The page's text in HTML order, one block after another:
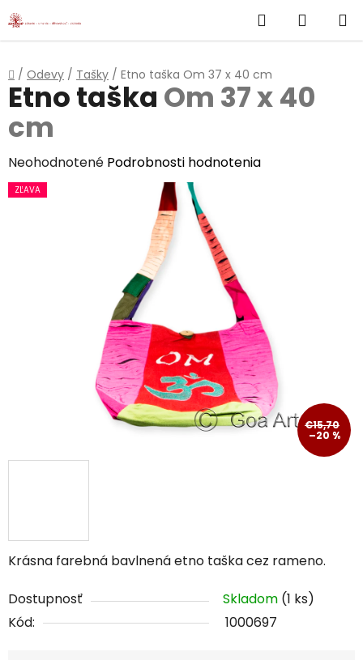
Prejsť
na
Hľadať
KOŠÍK
Domov
/ Odevy / Tašky / Etno taška Om 37 x 40 cm
Krásna farebná bavlnená etno taška cez rameno.
Dostupnosť Skladom (1 ks)
Kód:
1000697
Etno taška Om 37 x 40
cm
Priemerné
hodnotenie
Neohodnotené Podrobnosti hodnotenia
ZĽAVA
€15,70
–20 %